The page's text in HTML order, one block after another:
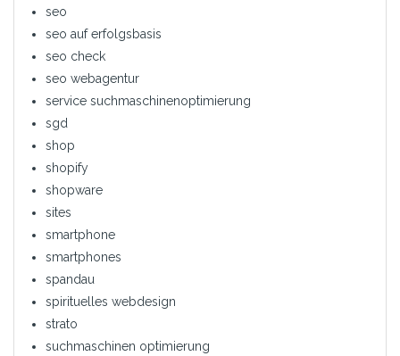
seo
seo auf erfolgsbasis
seo check
seo webagentur
service suchmaschinenoptimierung
sgd
shop
shopify
shopware
sites
smartphone
smartphones
spandau
spirituelles webdesign
strato
suchmaschinen optimierung